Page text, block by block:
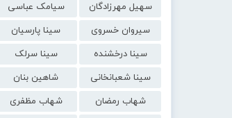
سهیل مهرزادگان
سیامک عباسی
سیروان خسروی
سینا پارسیان
سینا درخشنده
سینا سرلک
سینا شعبانخانی
شاهین بنان
شهاب رمضان
شهاب مظفری